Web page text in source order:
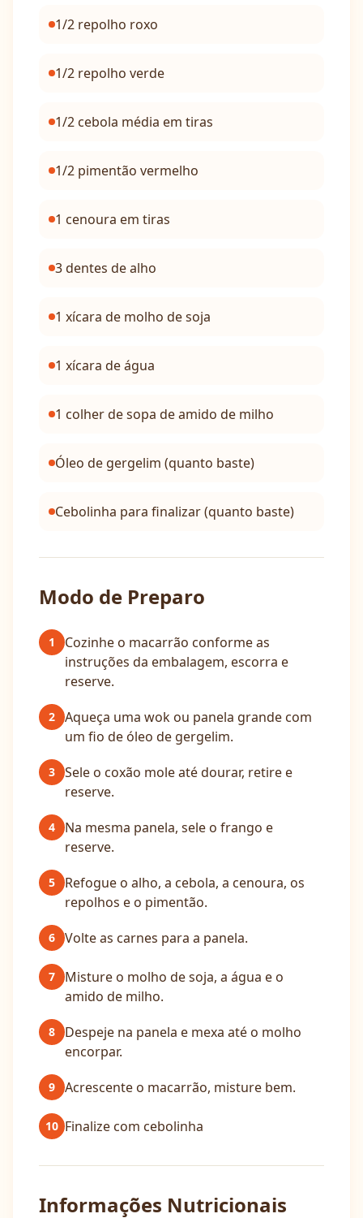
1/2 repolho roxo
1/2 repolho verde
1/2 cebola média em tiras
1/2 pimentão vermelho
1 cenoura em tiras
3 dentes de alho
1 xícara de molho de soja
1 xícara de água
1 colher de sopa de amido de milho
Óleo de gergelim (quanto baste)
Cebolinha para finalizar (quanto baste)
Modo de Preparo
1
Cozinhe o macarrão conforme as
instruções da embalagem, escorra e
reserve.
2
Aqueça uma wok ou panela grande com
um fio de óleo de gergelim.
3
Sele o coxão mole até dourar, retire e
reserve.
4
Na mesma panela, sele o frango e
reserve.
5
Refogue o alho, a cebola, a cenoura, os
repolhos e o pimentão.
6 Volte as carnes para a panela.
7
Misture o molho de soja, a água e o
amido de milho.
8
Despeje na panela e mexa até o molho
encorpar.
9 Acrescente o macarrão, misture bem.
10 Finalize com cebolinha
Informações Nutricionais